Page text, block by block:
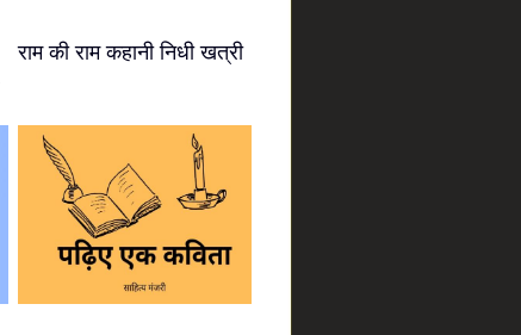
राम की राम कहानी निधी खत्री